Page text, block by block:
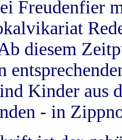
Freudenfier
diesem
Kinder aus
- in